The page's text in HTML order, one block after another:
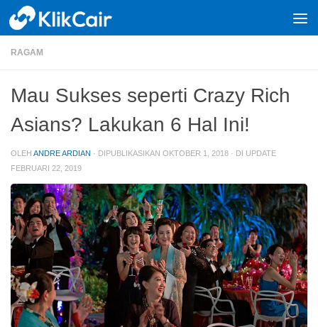
Skip to content
RAGAM
Mau Sukses seperti Crazy Rich
Asians? Lakukan 6 Hal Ini!
OLEH ANDRE ARDIAN · DIPUBLIKASIKAN OKTOBER 1, 2018 · DI UPDATE
FEBRUARI 22, 2019